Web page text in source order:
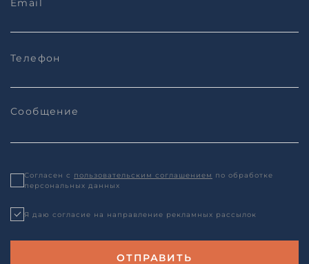
Согласен с пользовательским соглашением по обработке
персональных данных
Я даю согласие на направление рекламных рассылок